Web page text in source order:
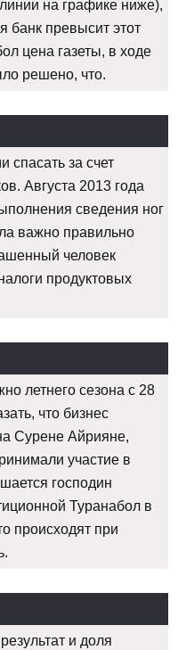
на графике ниже),
банк превысит этот
цена газеты, в ходе
решено, что.
спасать за счет
Августа 2013 года
сведения ног
важно правильно
человек
продуктовых
летнего сезона с 28
что бизнес
Сурене Айрияне,
участие в
господин
Туранабол в
происходят при
и доля